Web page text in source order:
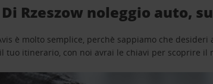
Rzeszow noleggio auto,
è molto semplice, perchè sappiamo che
tuo itinerario, con noi avrai le chiavi per scoprire il